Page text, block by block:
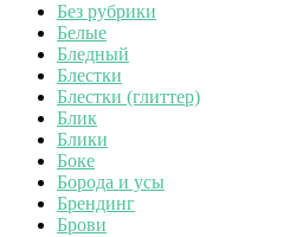
Без рубрики
Белые
Бледный
Блестки
Блестки (глиттер)
Блик
Блики
Боке
Борода и усы
Брендинг
Брови